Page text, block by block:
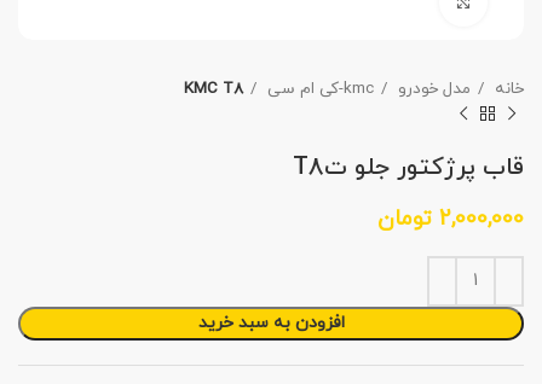
خانه مدل خودرو kmc-کی ام سی KMC T8
قاب پرژکتور جلو تT8
2,000,000 تومان
افزودن به سبد خرید